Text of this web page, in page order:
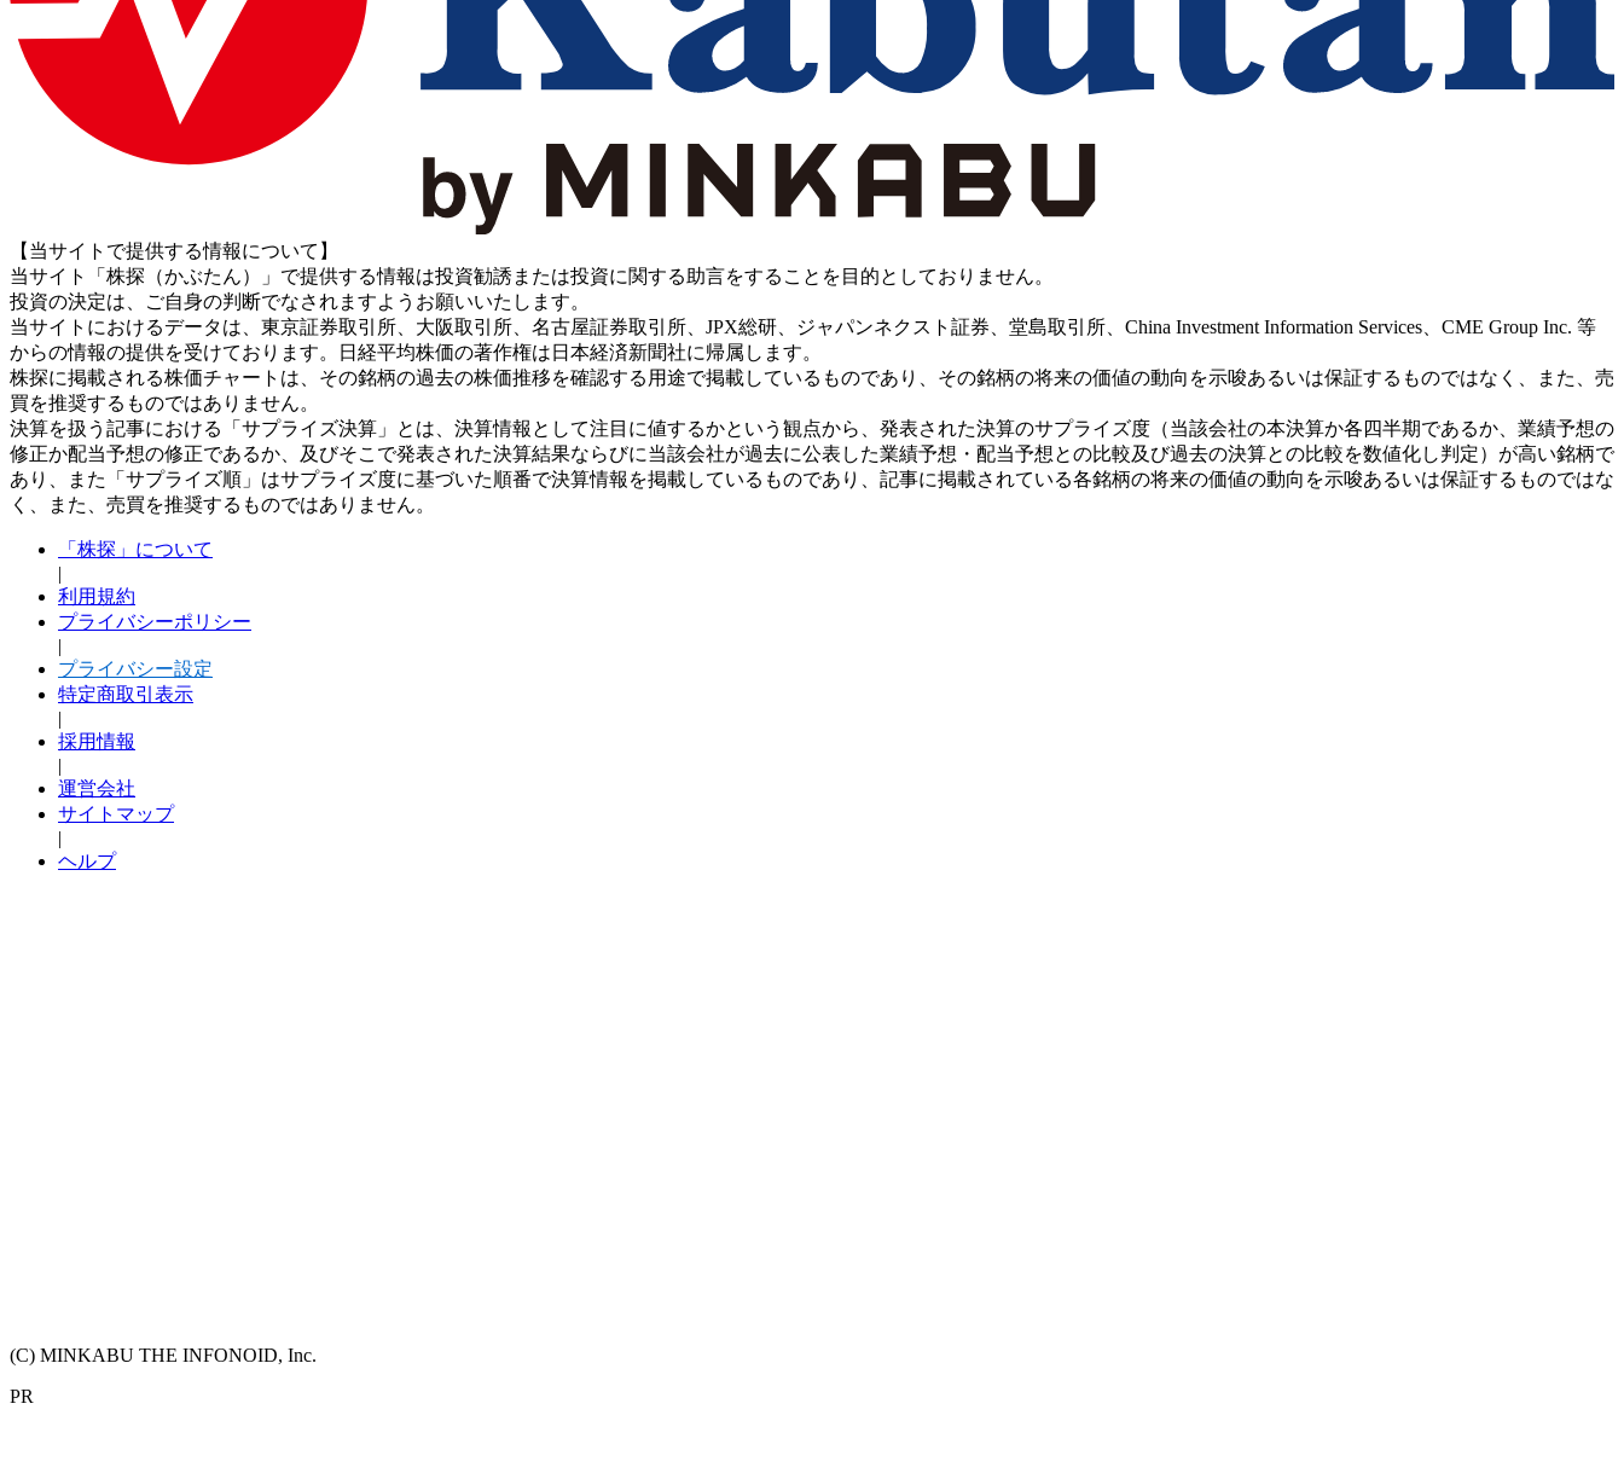
【当サイトで提供する情報について】
当サイト「株探（かぶたん）」で提供する情報は投資勧誘または投資に関する助言をすることを目的としておりません。
投資の決定は、ご自身の判断でなされますようお願いいたします。
当サイトにおけるデータは、東京証券取引所、大阪取引所、名古屋証券取引所、JPX総研、ジャパンネクスト証券、堂島取引所、China Investment Information Services、CME Group Inc. 等
からの情報の提供を受けております。日経平均株価の著作権は日本経済新聞社に帰属します。
株探に掲載される株価チャートは、その銘柄の過去の株価推移を確認する用途で掲載しているものであり、その銘柄の将来の価値の動向を示唆あるいは保証するものではなく、また、売
買を推奨するものではありません。
決算を扱う記事における「サプライズ決算」とは、決算情報として注目に値するかという観点から、発表された決算のサプライズ度（当該会社の本決算か各四半期であるか、業績予想の
修正か配当予想の修正であるか、及びそこで発表された決算結果ならびに当該会社が過去に公表した業績予想・配当予想との比較及び過去の決算との比較を数値化し判定）が高い銘柄で
あり、また「サプライズ順」はサプライズ度に基づいた順番で決算情報を掲載しているものであり、記事に掲載されている各銘柄の将来の価値の動向を示唆あるいは保証するものではな
く、また、売買を推奨するものではありません。
「株探」について
|
利用規約
プライバシーポリシー
|
プライバシー設定
特定商取引表示
|
採用情報
|
運営会社
サイトマップ
|
ヘルプ
(C) MINKABU THE INFONOID, Inc.
PR